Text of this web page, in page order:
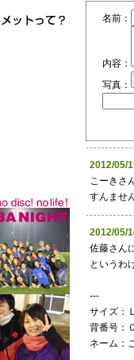
名前：
内容：
写真：
2012/
こーきさ
すんませ
2012/
佐藤さん
というわ
---
サイズ：Ｌ
背番号：０
ネーム